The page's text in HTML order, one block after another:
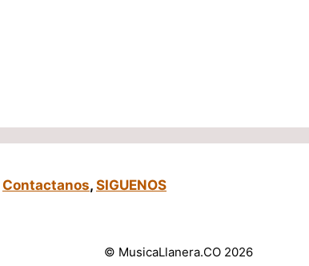
Contactanos, SIGUENOS
© MusicaLlanera.CO 2026